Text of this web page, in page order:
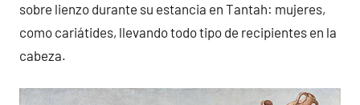
sobre lienzo durante su estancia en Tantah: mujeres,
como cariátides, llevando todo tipo de recipientes en la
cabeza.